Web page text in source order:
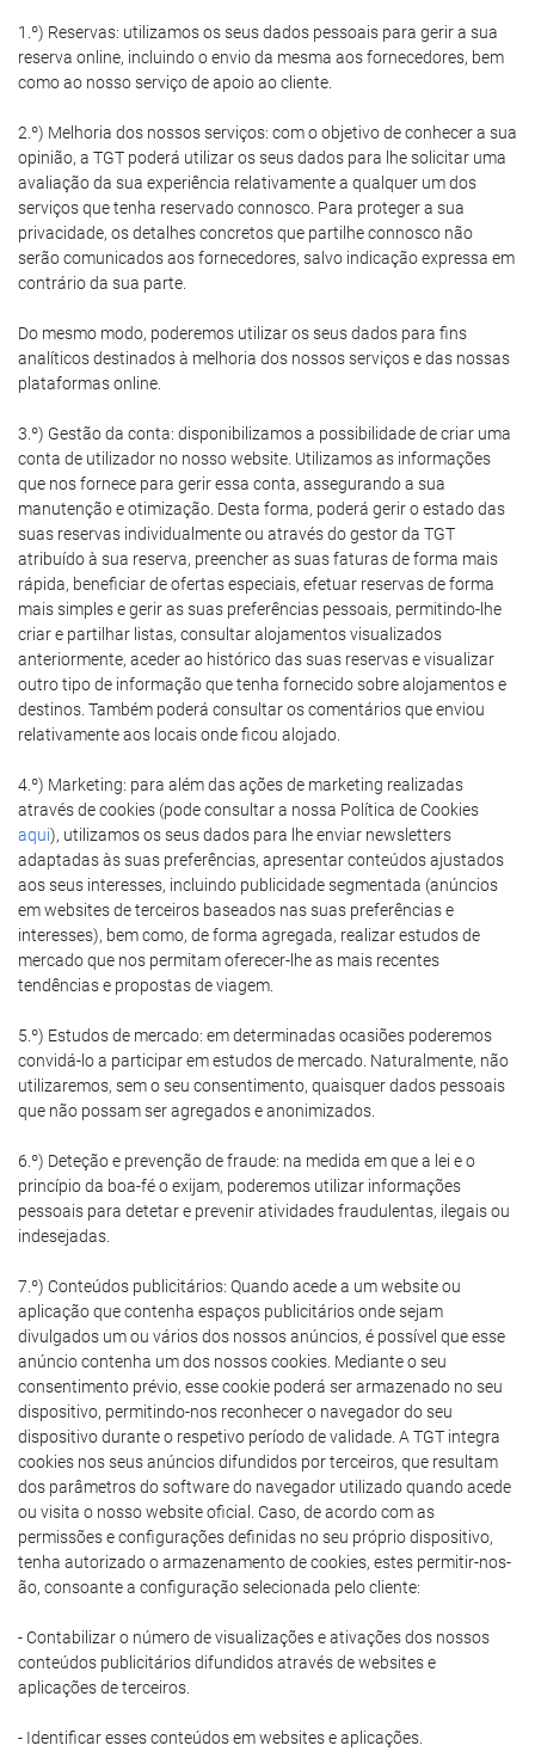
1.º) Reservas: utilizamos os seus dados pessoais para gerir a sua
reserva online, incluindo o envio da mesma aos fornecedores, bem
como ao nosso serviço de apoio ao cliente.
2.º) Melhoria dos nossos serviços: com o objetivo de conhecer a sua
opinião, a TGT poderá utilizar os seus dados para lhe solicitar uma
avaliação da sua experiência relativamente a qualquer um dos
serviços que tenha reservado connosco. Para proteger a sua
privacidade, os detalhes concretos que partilhe connosco não
serão comunicados aos fornecedores, salvo indicação expressa em
contrário da sua parte.
Do mesmo modo, poderemos utilizar os seus dados para fins
analíticos destinados à melhoria dos nossos serviços e das nossas
plataformas online.
3.º) Gestão da conta: disponibilizamos a possibilidade de criar uma
conta de utilizador no nosso website. Utilizamos as informações
que nos fornece para gerir essa conta, assegurando a sua
manutenção e otimização. Desta forma, poderá gerir o estado das
suas reservas individualmente ou através do gestor da TGT
atribuído à sua reserva, preencher as suas faturas de forma mais
rápida, beneficiar de ofertas especiais, efetuar reservas de forma
mais simples e gerir as suas preferências pessoais, permitindo-lhe
criar e partilhar listas, consultar alojamentos visualizados
anteriormente, aceder ao histórico das suas reservas e visualizar
outro tipo de informação que tenha fornecido sobre alojamentos e
destinos. Também poderá consultar os comentários que enviou
relativamente aos locais onde ficou alojado.
4.º) Marketing: para além das ações de marketing realizadas
através de cookies (pode consultar a nossa Política de Cookies
aqui), utilizamos os seus dados para lhe enviar newsletters
adaptadas às suas preferências, apresentar conteúdos ajustados
aos seus interesses, incluindo publicidade segmentada (anúncios
em websites de terceiros baseados nas suas preferências e
interesses), bem como, de forma agregada, realizar estudos de
mercado que nos permitam oferecer-lhe as mais recentes
tendências e propostas de viagem.
5.º) Estudos de mercado: em determinadas ocasiões poderemos
convidá-lo a participar em estudos de mercado. Naturalmente, não
utilizaremos, sem o seu consentimento, quaisquer dados pessoais
que não possam ser agregados e anonimizados.
6.º) Deteção e prevenção de fraude: na medida em que a lei e o
princípio da boa-fé o exijam, poderemos utilizar informações
pessoais para detetar e prevenir atividades fraudulentas, ilegais ou
indesejadas.
7.º) Conteúdos publicitários: Quando acede a um website ou
aplicação que contenha espaços publicitários onde sejam
divulgados um ou vários dos nossos anúncios, é possível que esse
anúncio contenha um dos nossos cookies. Mediante o seu
consentimento prévio, esse cookie poderá ser armazenado no seu
dispositivo, permitindo-nos reconhecer o navegador do seu
dispositivo durante o respetivo período de validade. A TGT integra
cookies nos seus anúncios difundidos por terceiros, que resultam
dos parâmetros do software do navegador utilizado quando acede
ou visita o nosso website oficial. Caso, de acordo com as
permissões e configurações definidas no seu próprio dispositivo,
tenha autorizado o armazenamento de cookies, estes permitir-nos-
ão, consoante a configuração selecionada pelo cliente:
- Contabilizar o número de visualizações e ativações dos nossos
conteúdos publicitários difundidos através de websites e
aplicações de terceiros.
- Identificar esses conteúdos em websites e aplicações.